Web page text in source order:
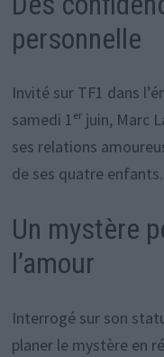
personnelle
Invité sur TF1 dans
samedi 1ᵉʳ juin, Marc
ses relations
de ses quatre enfants.
Un mystère
l’amour
Interrogé sur son
planer le mystère en